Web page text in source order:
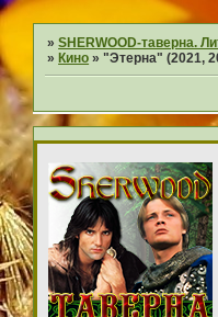
»SHERWOOD-таверна.
» Кино »"Этерна" (2021,